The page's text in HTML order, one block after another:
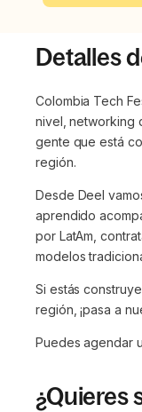
Detalles
Colombia Tech
nivel, networking
gente que está
región.
Desde Deel
aprendido
por LatAm,
modelos
Si estás
región, ¡pasa a
Puedes agendar
¿Quieres